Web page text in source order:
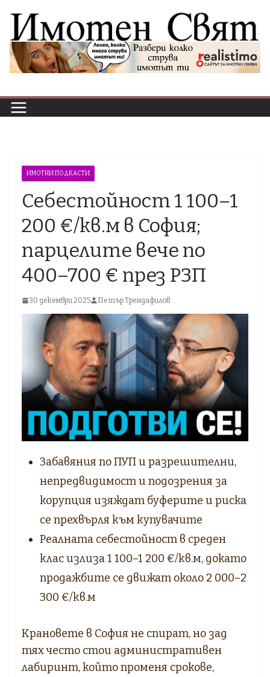
content
ИМОТНИ ПОДКАСТИ
Себестойност 1 100–1
200 €/кв.м в София;
парцелите вече по
400–700 € през РЗП
30 декември 2025 Петър Трендафилов
Забавяния по ПУП и разрешителни,
непредвидимост и подозрения за
корупция изяждат буферите и риска
се прехвърля към купувачите
Реалната себестойност в среден
клас излиза 1 100–1 200 €/кв.м, докато
продажбите се движат около 2 000–2
300 €/кв.м
Крановете в София не спират, но зад
тях често стои административен
лабиринт, който променя срокове,